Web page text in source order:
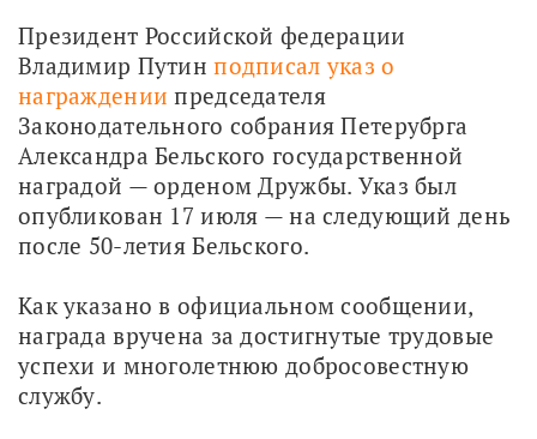
Президент Российской федерации
Владимир Путин подписал указ о
награждении председателя
Законодательного собрания Петерубрга
Александра Бельского государственной
наградой — орденом Дружбы. Указ был
опубликован 17 июля — на следующий день
после 50-летия Бельского.
Как указано в официальном сообщении,
награда вручена за достигнутые трудовые
успехи и многолетнюю добросовестную
службу.